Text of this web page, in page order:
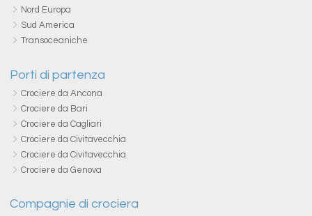
Nord Europa
Sud America
Transoceaniche
Porti di partenza
Crociere da Ancona
Crociere da Bari
Crociere da Cagliari
Crociere da Civitavecchia
Crociere da Civitavecchia
Crociere da Genova
Compagnie di crociera